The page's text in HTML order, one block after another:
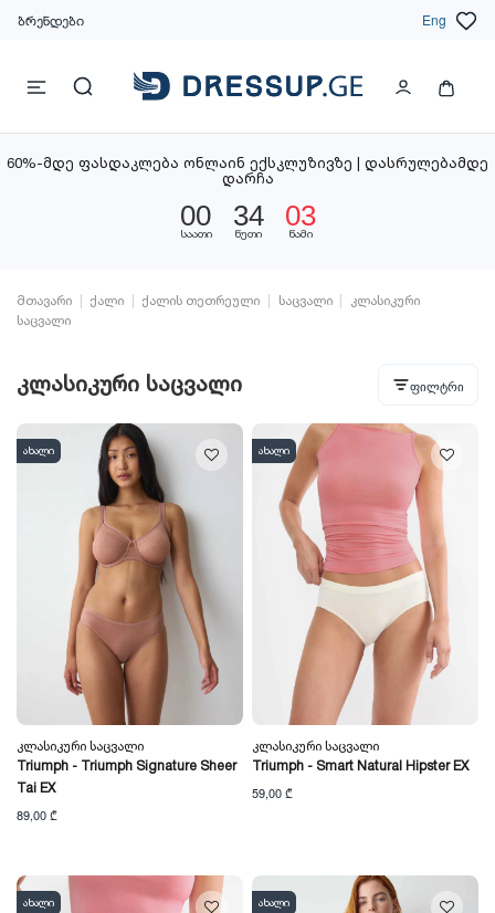
ბრენდები Eng
60%-მდე ფასდაკლება ონლაინ ექსკლუზივზე | დასრულებამდე
დარჩა
00
საათი
34
წუთი
01
წამი
მთავარი ქალი ქალის თეთრეული საცვალი
კლასიკური
საცვალი
კლასიკური საცვალი ფილტრი
ახალი
Კლასიკური Საცვალი
Triumph - Triumph Signature Sheer
Tai EX
89,00 ₾
ახალი
Კლასიკური Საცვალი
Triumph - Smart Natural Hipster EX
59,00 ₾
ახალი ახალი